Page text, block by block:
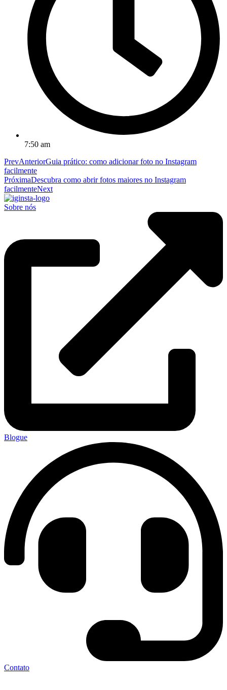
7:50 am
PrevAnteriorGuia prático: como adicionar foto no Instagram
facilmente
PróximaDescubra como abrir fotos maiores no Instagram
facilmenteNext
Sobre nós
Blogue
Contato